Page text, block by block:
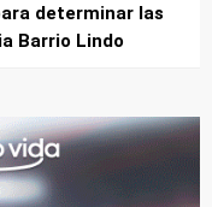
determinar las
Barrio Lindo